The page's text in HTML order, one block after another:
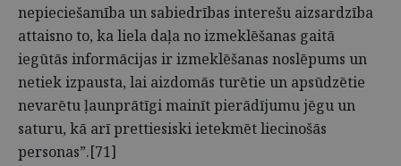
nepieciešamība un sabiedrības interešu aizsardzība
attaisno to, ka liela daļa no izmeklēšanas gaitā
iegūtās informācijas ir izmeklēšanas noslēpums un
netiek izpausta, lai aizdomās turētie un apsūdzētie
nevarētu ļaunprātīgi mainīt pierādījumu jēgu un
saturu, kā arī prettiesiski ietekmēt liecinošās
personas”.[71]